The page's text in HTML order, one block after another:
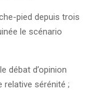
pied depuis trois
le scénario
débat d’opinion
relative sérénité ;